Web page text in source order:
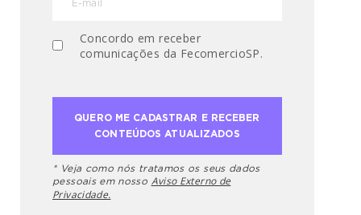
Concordo em receber
comunicações da FecomercioSP.
* Veja como nós tratamos os seus dados
pessoais em nosso Aviso Externo de
Privacidade.